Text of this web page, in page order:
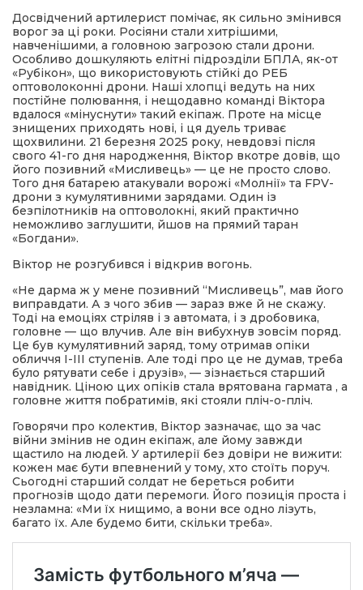
Досвідчений артилерист помічає, як сильно змінився
ворог за ці роки. Росіяни стали хитрішими,
навченішими, а головною загрозою стали дрони.
Особливо дошкуляють елітні підрозділи БПЛА, як-от
«Рубікон», що використовують стійкі до РЕБ
оптоволоконні дрони. Наші хлопці ведуть на них
постійне полювання, і нещодавно команді Віктора
вдалося «мінуснути» такий екіпаж. Проте на місце
знищених приходять нові, і ця дуель триває
щохвилини. 21 березня 2025 року, невдовзі після
свого 41-го дня народження, Віктор вкотре довів, що
його позивний «Мисливець» — це не просто слово.
Того дня батарею атакували ворожі «Молнії» та FPV-
дрони з кумулятивними зарядами. Один із
безпілотників на оптоволокні, який практично
неможливо заглушити, йшов на прямий таран
«Богдани».
Віктор не розгубився і відкрив вогонь.
«Не дарма ж у мене позивний “Мисливець”, мав його
виправдати. А з чого збив — зараз вже й не скажу.
Тоді на емоціях стріляв і з автомата, і з дробовика,
головне — що влучив. Але він вибухнув зовсім поряд.
Це був кумулятивний заряд, тому отримав опіки
обличчя І-ІІІ ступенів. Але тоді про це не думав, треба
було рятувати себе і друзів», — зізнається старший
навідник. Ціною цих опіків стала врятована гармата , а
головне життя побратимів, які стояли пліч-о-пліч.
Говорячи про колектив, Віктор зазначає, що за час
війни змінив не один екіпаж, але йому завжди
щастило на людей. У артилерії без довіри не вижити:
кожен має бути впевнений у тому, хто стоїть поруч.
Сьогодні старший солдат не береться робити
прогнозів щодо дати перемоги. Його позиція проста і
незламна: «Ми їх нищимо, а вони все одно лізуть,
багато їх. Але будемо бити, скільки треба».